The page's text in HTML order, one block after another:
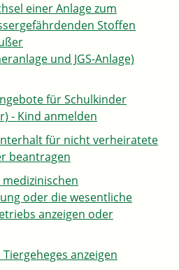
einer Anlage zum
Stoffen
und JGS-Anlage)
für Schulkinder
- Kind anmelden
für nicht verheiratete
beantragen
oder die wesentliche
anzeigen oder
anzeigen